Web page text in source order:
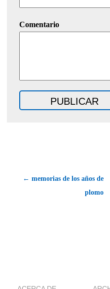
Comentario
← memorias de los años de
plomo